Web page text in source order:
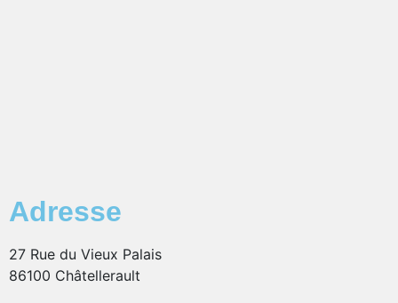
Adresse
27 Rue du Vieux Palais
86100 Châtellerault